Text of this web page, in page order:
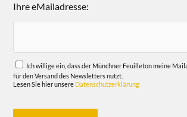
Ihre eMailadresse:
Ich willige ein, dass der Münchner Feuilleton meine
für den Versand des Newsletters nutzt.
Lesen Sie hier unsere Datenschutzerklärung